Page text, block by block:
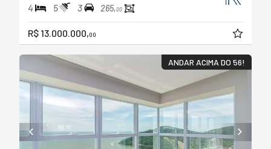
4 5 3 265,00
R$ 13.000.000,00
ANDAR ACIMA DO 56!